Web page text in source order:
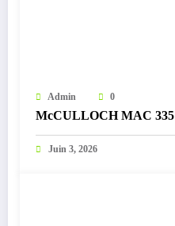
Admin 0
McCULLOCH MAC 335
Juin 3, 2026